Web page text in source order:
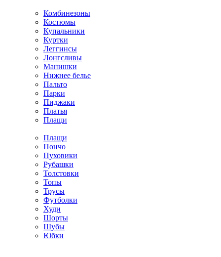
Комбинезоны
Костюмы
Купальники
Куртки
Леггинсы
Лонгсливы
Манишки
Нижнее белье
Пальто
Парки
Пиджаки
Платья
Плащи
Плащи
Пончо
Пуховики
Рубашки
Толстовки
Топы
Трусы
Футболки
Худи
Шорты
Шубы
Юбки